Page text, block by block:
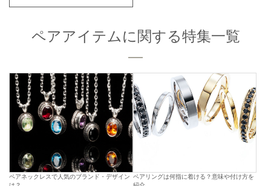
ペアアイテムに関する特集一覧
ペアネックレスで人気のブランド・デザイン ペアリングは何指に着ける？意味や付け方を